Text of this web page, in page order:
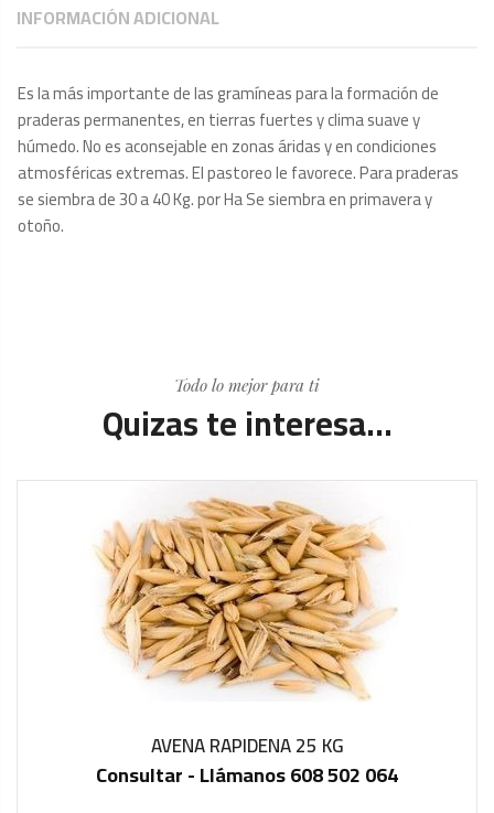
INFORMACIÓN ADICIONAL
Es la más importante de las gramíneas para la formación de
praderas permanentes, en tierras fuertes y clima suave y
húmedo. No es aconsejable en zonas áridas y en condiciones
atmosféricas extremas. El pastoreo le favorece. Para praderas
se siembra de 30 a 40 Kg. por Ha Se siembra en primavera y
otoño.
Todo lo mejor para ti
Quizas te interesa...
IN STOCK
AVENA RAPIDENA 25 KG
Consultar - Llámanos 608 502 064